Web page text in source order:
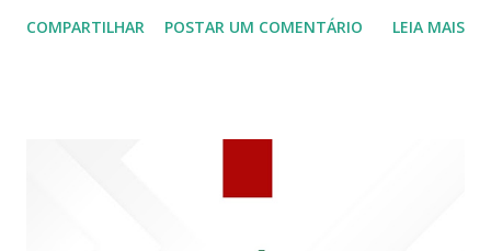
Siqueira Amorim faleceu em 28 de fevereiro e encerrou a
COMPARTILHAR POSTAR UM COMENTÁRIO LEIA MAIS